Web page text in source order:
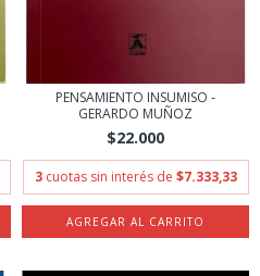
PENSAMIENTO INSUMISO -
GERARDO MUÑOZ
$22.000
3 cuotas sin interés de $7.333,33